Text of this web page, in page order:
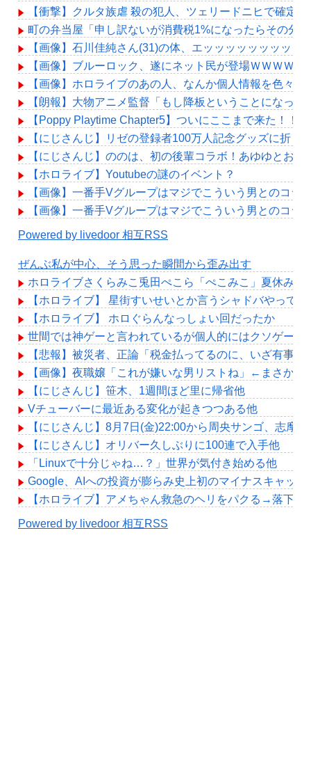
【衝撃】クルタ族虐 殺の犯人、ツェリードニヒで確定
町の弁当屋「申し訳ないが消費税1%になったらその分
【画像】石川佳純さん(31)の体、エッッッッッッッッッ
【画像】ブルーロック、遂にネット民が登場ＷＷＷＷＷ
【画像】ホロライブのあの人、なんか個人情報を色々
【朗報】大物アニメ監督「もし降板ということになっ
【Poppy Playtime Chapter5】ついにここまで来た！！
【にじさんじ】リゼの登録者100万人記念グッズに折
【にじさんじ】ののは、初の後輩コラボ！あゆゆとお
【ホロライブ】Youtubeの謎のイベント？
【画像】一番手Vグループはマジでこういう男とのコラ
【画像】一番手Vグループはマジでこういう男とのコラ
Powered by livedoor 相互RSS
ぜんぶ私が中心、そう思った瞬間から歪み出す
ホロライブさくらみこ兎田ぺこら「ぺこみこ」夏休み
【ホロライブ】 星街すいせいとか言うシャドバやって
【ホロライブ】 ホロぐらんなっしょい回だったか
世間では神ゲーと言われているが個人的にはクソゲーだ
【悲報】被災者、正論「税金払ってるのに、いざ有事
【画像】夜職嬢「これが嫌いな男リストね」←まさか
【にじさんじ】笹木、1週間ほど里に帰省他
Vチューバーに最近ある変化が起きつつある他
【にじさんじ】8月7日(金)22:00から周央サンゴ、志摩
【にじさんじ】オリバー久しぶりに100連で入手他
「Linuxで十分じゃね…？」世界が気付き始める他
Google、AIへの投資が膨らみ史上初のマイナスキャッ
【ホロライブ】アメちゃん救急のヘリをパクる→落下【
Powered by livedoor 相互RSS